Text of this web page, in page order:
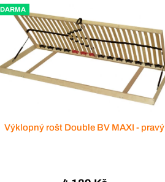
Výklopný rošt Double BV MAXI - pravý